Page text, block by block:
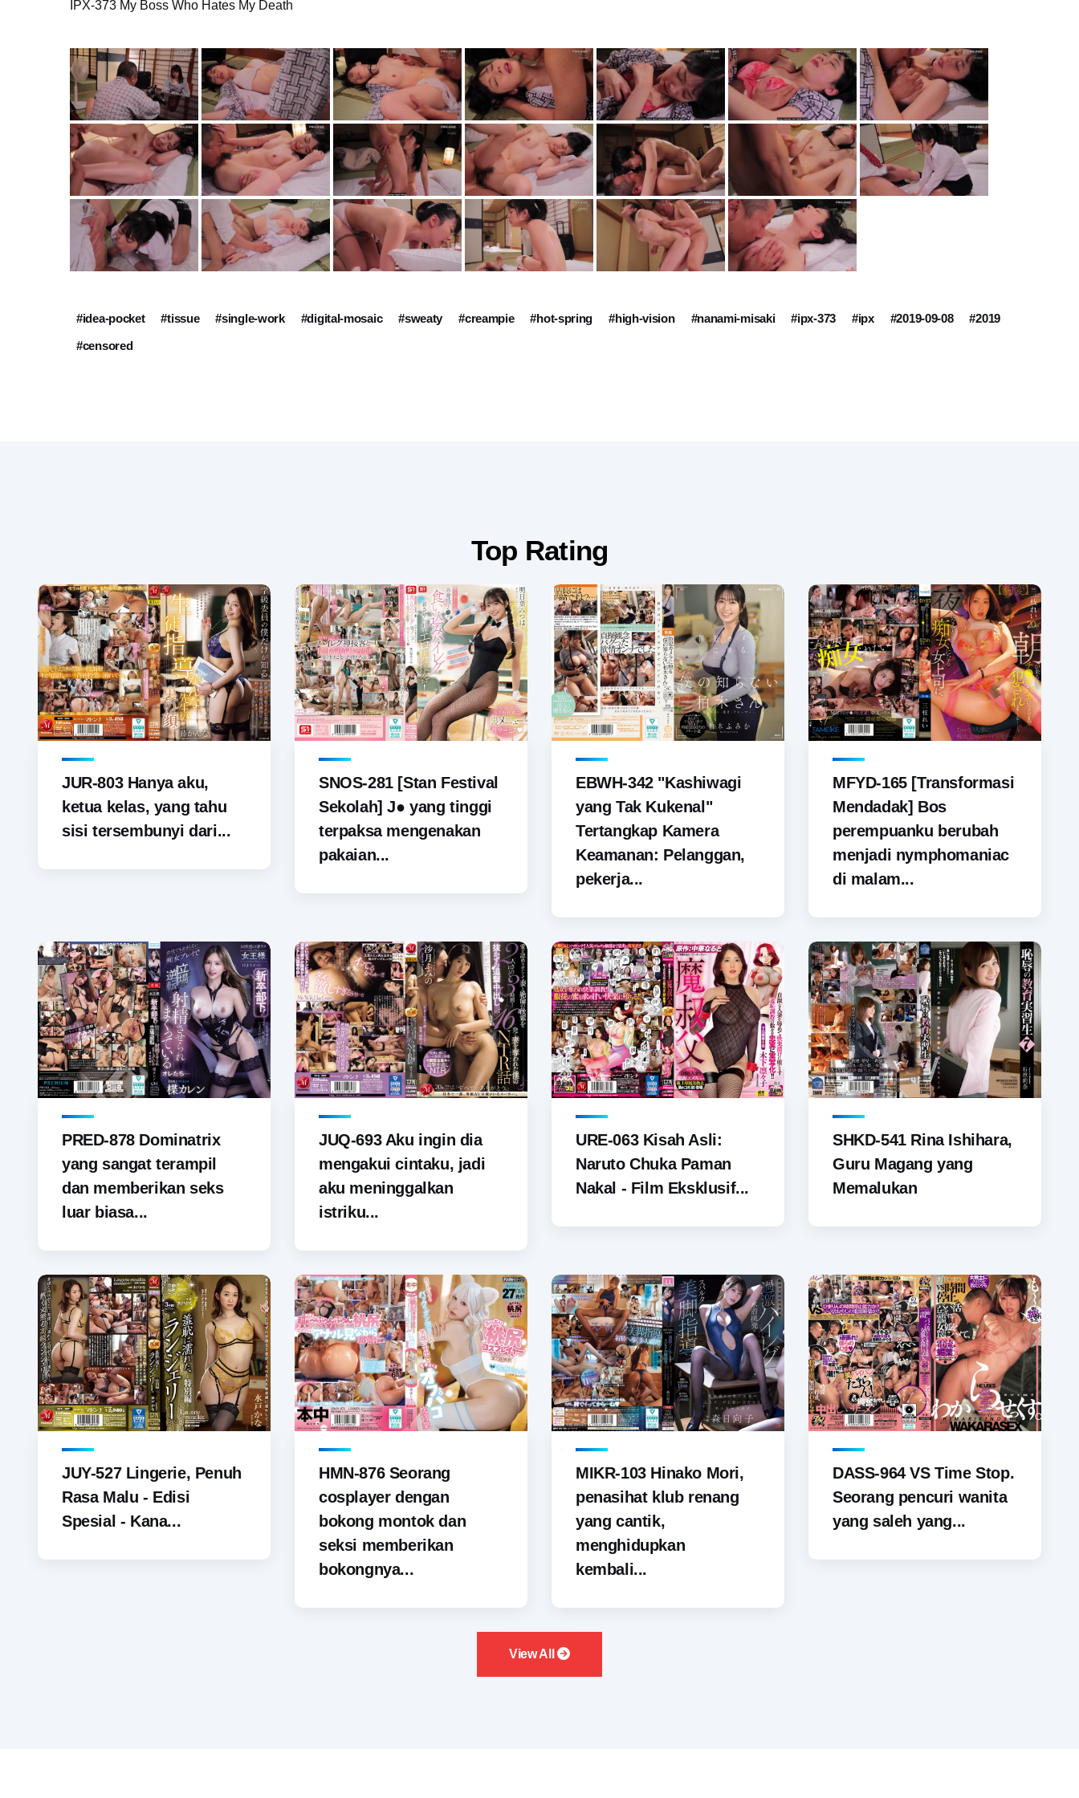
IPX-373 My Boss Who Hates My Death
#idea-pocket #tissue #single-work #digital-mosaic #sweaty #creampie #hot-spring #high-vision #nanami-misaki #ipx-373 #ipx #2019-09-08
#2019
#censored
Top Rating
JUR-803 Hanya aku,
ketua kelas, yang tahu
sisi tersembunyi dari...
SNOS-281 [Stan Festival
Sekolah] J● yang tinggi
terpaksa mengenakan
pakaian...
EBWH-342 "Kashiwagi
yang Tak Kukenal"
Tertangkap Kamera
Keamanan: Pelanggan,
pekerja...
MFYD-165 [Transformasi
Mendadak] Bos
perempuanku berubah
menjadi nymphomaniac
di malam...
PRED-878 Dominatrix
yang sangat terampil
dan memberikan seks
luar biasa...
JUQ-693 Aku ingin dia
mengakui cintaku, jadi
aku meninggalkan
istriku...
URE-063 Kisah Asli:
Naruto Chuka Paman
Nakal - Film Eksklusif...
SHKD-541 Rina Ishihara,
Guru Magang yang
Memalukan
JUY-527 Lingerie, Penuh
Rasa Malu - Edisi
Spesial - Kana...
HMN-876 Seorang
cosplayer dengan
bokong montok dan
seksi memberikan
bokongnya...
MIKR-103 Hinako Mori,
penasihat klub renang
yang cantik,
menghidupkan
kembali...
DASS-964 VS Time Stop.
Seorang pencuri wanita
yang saleh yang...
View All